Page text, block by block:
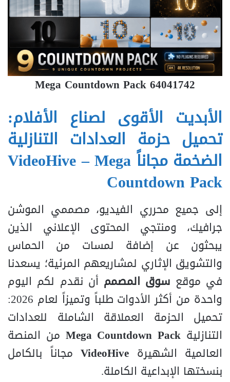
Mega Countdown Pack 64041742
الأبديت الأقوى لصناع الأفلام:
تحميل حزمة العدادات التنازلية
الضخمة مجاناً VideoHive – Mega
Countdown Pack
إلى جميع محرري الفيديو، مصممي الموشن
جرافيك، ومنتجي المحتوى الإعلاني الذين
يبحثون عن إضافة لمسات من الحماس
والتشويق الإثاري لمشاريعهم المرئية؛ يسعدنا
في موقع سوق المصمم أن نقدم لكم اليوم
واحدة من أكثر الأدوات طلباً وتميزاً لعام 2026:
تحميل الحزمة العملاقة الشاملة للعدادات
التنازلية Mega Countdown Pack من المنصة
العالمية الشهيرة VideoHive مجاناً بالكامل
بنسختها الإبداعية الكاملة.